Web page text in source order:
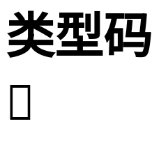
类型码
